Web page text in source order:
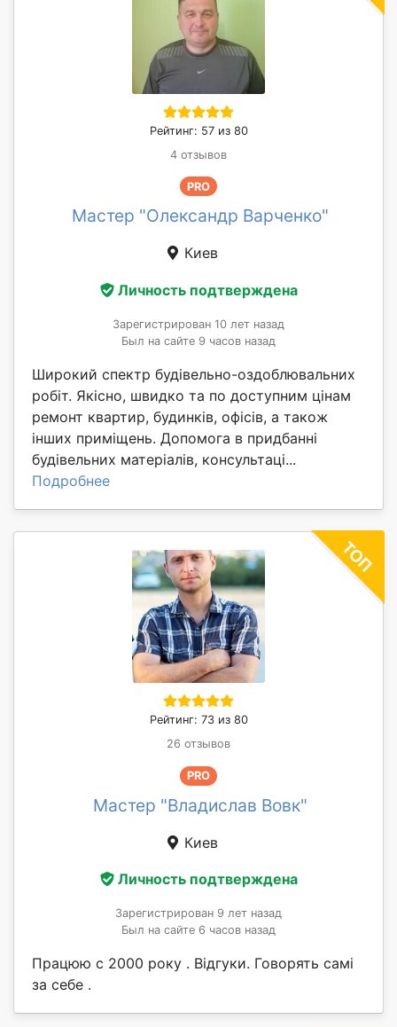
Рейтинг: 57 из 80
4 отзывов
PRO
Мастер "Олександр Варченко"
Киев
Личность подтверждена
Зарегистрирован 10 лет назад
Был на сайте 9 часов назад
Широкий спектр будівельно-оздоблювальних
робіт. Якісно, швидко та по доступним цінам
ремонт квартир, будинків, офісів, а також
інших приміщень. Допомога в придбанні
будівельних матеріалів, консультаці...
Подробнее
Рейтинг: 73 из 80
26 отзывов
PRO
Мастер "Владислав Вовк"
Киев
Личность подтверждена
Зарегистрирован 9 лет назад
Был на сайте 6 часов назад
Працюю с 2000 року . Відгуки. Говорять самі
за себе .